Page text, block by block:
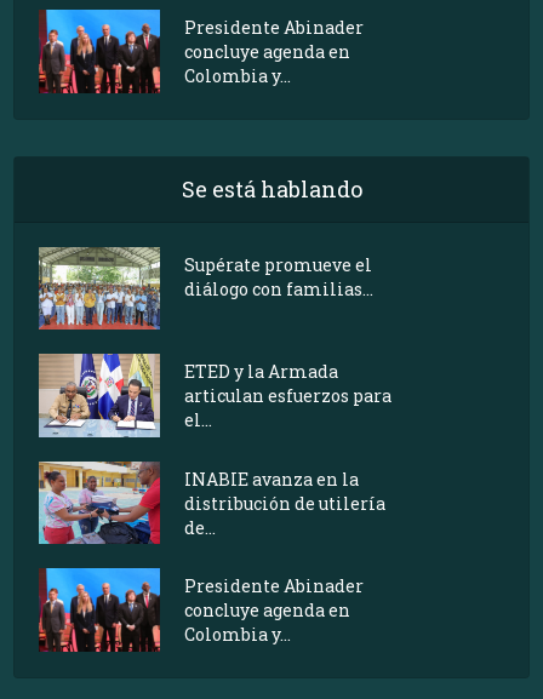
Presidente Abinader
concluye agenda en
Colombia y...
Se está hablando
Supérate promueve el
diálogo con familias...
ETED y la Armada
articulan esfuerzos para
el...
INABIE avanza en la
distribución de utilería
de...
Presidente Abinader
concluye agenda en
Colombia y...